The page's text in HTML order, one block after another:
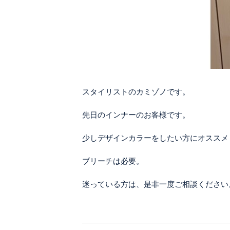
スタイリストのカミゾノです。
先日のインナーのお客様です。
少しデザインカラーをしたい方にオスス
ブリーチは必要。
迷っている方は、是非一度ご相談ください